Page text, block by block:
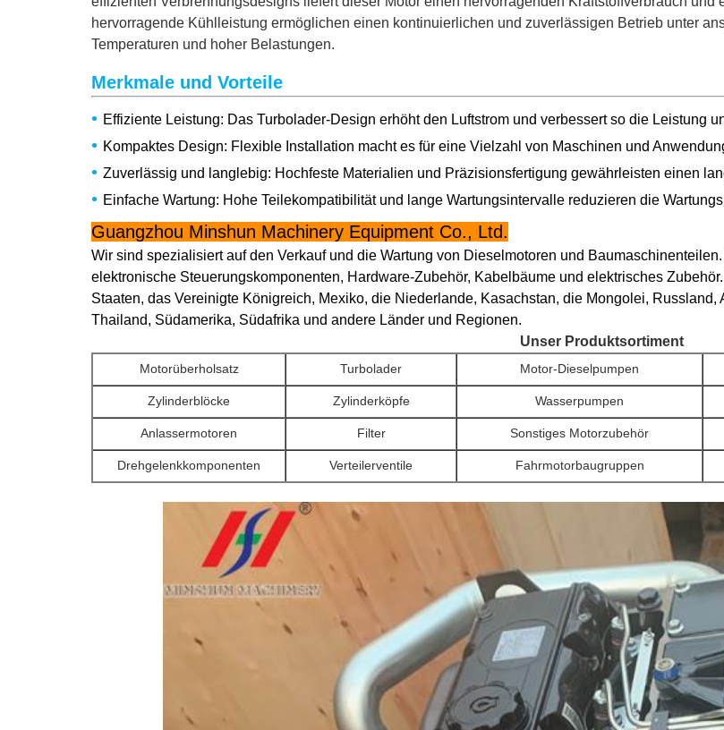
hervorragende Kühlleistung ermöglichen einen kontinuierlichen und zuverlässigen Betrieb unter
Temperaturen und hoher Belastungen.
Merkmale und Vorteile
• Effiziente Leistung: Das Turbolader-Design erhöht den Luftstrom und verbessert so die Leistung
• Kompaktes Design: Flexible Installation macht es für eine Vielzahl von Maschinen und
• Zuverlässig und langlebig: Hochfeste Materialien und Präzisionsfertigung gewährleisten einen
• Einfache Wartung: Hohe Teilekompatibilität und lange Wartungsintervalle reduzieren die
Guangzhou Minshun Machinery Equipment Co., Ltd.
Wir sind spezialisiert auf den Verkauf und die Wartung von Dieselmotoren und
elektronische Steuerungskomponenten, Hardware-Zubehör, Kabelbäume und elektrisches
Staaten, das Vereinigte Königreich, Mexiko, die Niederlande, Kasachstan, die Mongolei,
Thailand, Südamerika, Südafrika und andere Länder und Regionen.
Unser Produktsortiment
Motorüberholsatz Turbolader Motor-Dieselpumpen
Zylinderblöcke Zylinderköpfe Wasserpumpen
Anlassermotoren Filter Sonstiges Motorzubehör
Drehgelenkkomponenten Verteilerventile Fahrmotorbaugruppen